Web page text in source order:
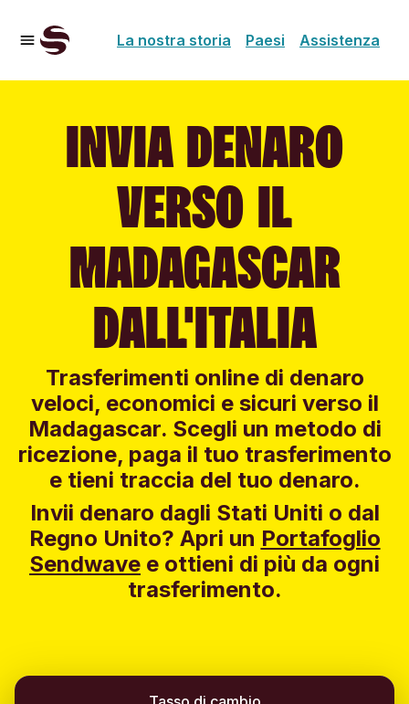
La nostra storia Paesi Assistenza
INVIA DENARO
VERSO IL
MADAGASCAR
DALL'ITALIA
Trasferimenti online di denaro
veloci, economici e sicuri verso il
Madagascar. Scegli un metodo di
ricezione, paga il tuo trasferimento
e tieni traccia del tuo denaro.
Invii denaro dagli Stati Uniti o dal
Regno Unito? Apri un Portafoglio
Sendwave e ottieni di più da ogni
trasferimento.